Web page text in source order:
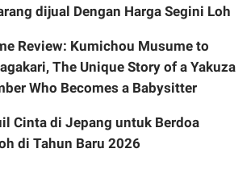
dijual Dengan Harga Segini Loh
Review: Kumichou Musume to
The Unique Story of a Yakuza
Who Becomes a Babysitter
Cinta di Jepang untuk Berdoa
di Tahun Baru 2026